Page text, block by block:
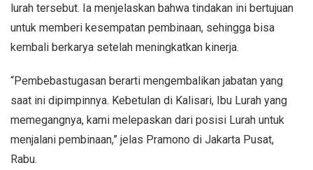
lurah tersebut. Ia menjelaskan bahwa tindakan ini bertujuan
untuk memberi kesempatan pembinaan, sehingga bisa
kembali berkarya setelah meningkatkan kinerja.
“Pembebastugasan berarti mengembalikan jabatan yang
saat ini dipimpinnya. Kebetulan di Kalisari, Ibu Lurah yang
memegangnya, kami melepaskan dari posisi Lurah untuk
menjalani pembinaan,” jelas Pramono di Jakarta Pusat,
Rabu.